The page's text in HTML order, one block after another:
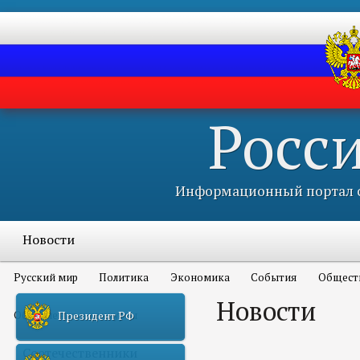
Информационный портал
Новости
Русский мир Политика Экономика События
Объявления и конкурсы
Соотечественники
Президент РФ Новости